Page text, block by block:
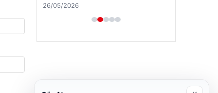
26/05/2026